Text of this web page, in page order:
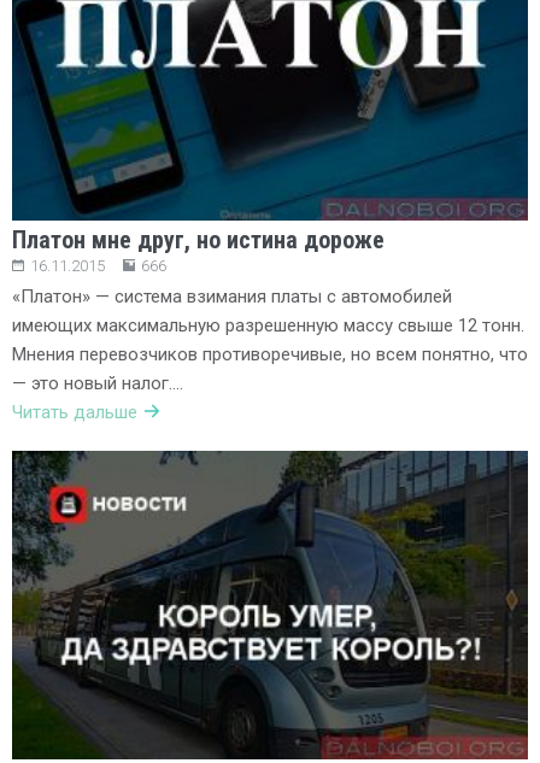
Платон мне друг, но истина дороже
16.11.2015 666
«Платон» — система взимания платы с автомобилей
имеющих максимальную разрешенную массу свыше 12 тонн.
Мнения перевозчиков противоречивые, но всем понятно, что
— это новый налог….
Читать дальше